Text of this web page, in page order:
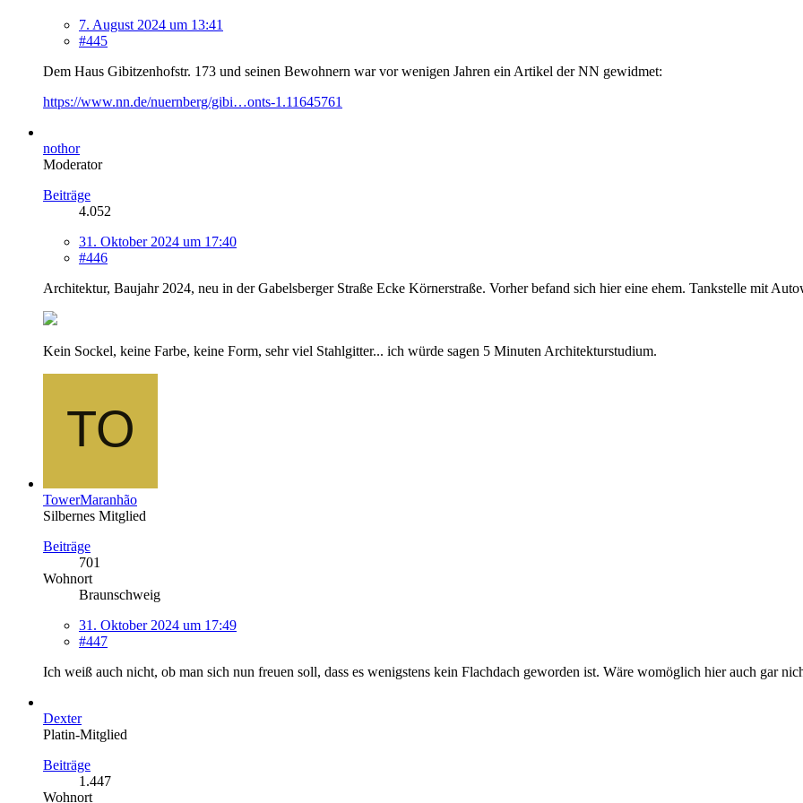
7. August 2024 um 13:41
#445
Dem Haus Gibitzenhofstr. 173 und seinen Bewohnern war vor wenigen Jahren ein Artikel der NN gewidmet:
https://www.nn.de/nuernberg/gibi…onts-1.11645761
nothor
Moderator
Beiträge
4.052
31. Oktober 2024 um 17:40
#446
Architektur, Baujahr 2024, neu in der Gabelsberger Straße Ecke Körnerstraße. Vorher befand sich hier eine ehem. Tankstelle mit
Kein Sockel, keine Farbe, keine Form, sehr viel Stahlgitter... ich würde sagen 5 Minuten Architekturstudium.
TowerMaranhão
Silbernes Mitglied
Beiträge
701
Wohnort
Braunschweig
31. Oktober 2024 um 17:49
#447
Ich weiß auch nicht, ob man sich nun freuen soll, dass es wenigstens kein Flachdach geworden ist. Wäre womöglich hier auch gar
Dexter
Platin-Mitglied
Beiträge
1.447
Wohnort